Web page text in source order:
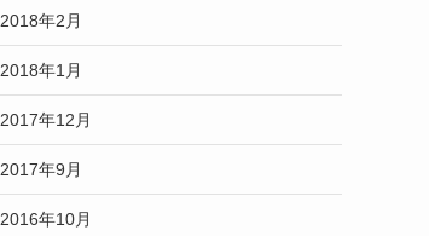
2018年2月
2018年1月
2017年12月
2017年9月
2016年10月